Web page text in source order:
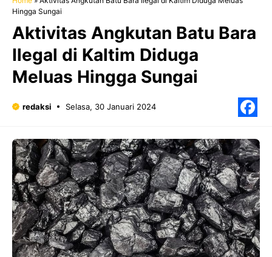
Hingga Sungai
Aktivitas Angkutan Batu Bara
Ilegal di Kaltim Diduga
Meluas Hingga Sungai
redaksi Selasa, 30 Januari 2024